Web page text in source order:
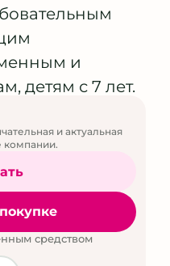
и
детям с 7 лет.
и актуальная
компании.
средством